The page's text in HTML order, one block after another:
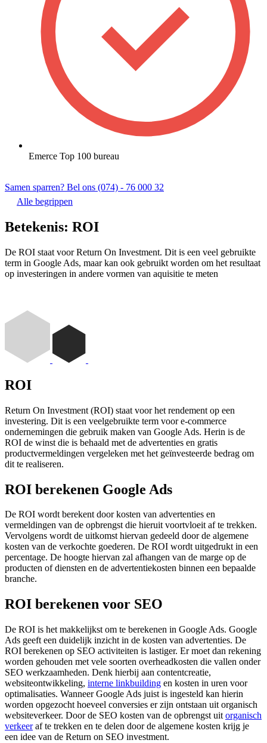
Emerce Top 100 bureau
Samen sparren? Bel ons (074) - 76 000 32
Alle begrippen
Betekenis: ROI
De ROI staat voor Return On Investment. Dit is een veel gebruikte
term in Google Ads, maar kan ook gebruikt worden om het resultaat
op investeringen in andere vormen van aquisitie te meten
ROI
Return On Investment (ROI) staat voor het rendement op een
investering. Dit is een veelgebruikte term voor e-commerce
ondernemingen die gebruik maken van Google Ads. Herin is de
ROI de winst die is behaald met de advertenties en gratis
productvermeldingen vergeleken met het geïnvesteerde bedrag om
dit te realiseren.
ROI berekenen Google Ads
De ROI wordt berekent door kosten van advertenties en
vermeldingen van de opbrengst die hieruit voortvloeit af te trekken.
Vervolgens wordt de uitkomst hiervan gedeeld door de algemene
kosten van de verkochte goederen. De ROI wordt uitgedrukt in een
percentage. De hoogte hiervan zal afhangen van de marge op de
producten of diensten en de advertentiekosten binnen een bepaalde
branche.
ROI berekenen voor SEO
De ROI is het makkelijkst om te berekenen in Google Ads. Google
Ads geeft een duidelijk inzicht in de kosten van advertenties. De
ROI berekenen op SEO activiteiten is lastiger. Er moet dan rekening
worden gehouden met vele soorten overheadkosten die vallen onder
SEO werkzaamheden. Denk hierbij aan contentcreatie,
websiteontwikkeling, interne linkbuilding en kosten in uren voor
optimalisaties. Wanneer Google Ads juist is ingesteld kan hierin
worden opgezocht hoeveel conversies er zijn ontstaan uit organisch
websiteverkeer. Door de SEO kosten van de opbrengst uit organisch
verkeeraf te trekken en te delen door de algemene kosten krijg je
een idee van de Return on SEO investment.